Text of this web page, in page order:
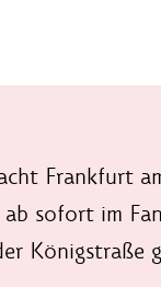
Frankfurt
sofort im
Königstraße